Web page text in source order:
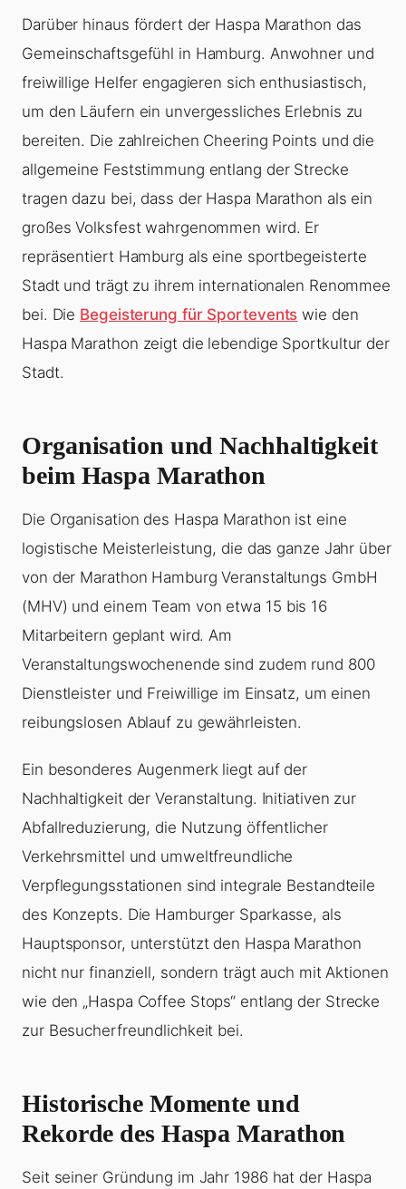
Darüber hinaus fördert der Haspa Marathon das
Gemeinschaftsgefühl in Hamburg. Anwohner und
freiwillige Helfer engagieren sich enthusiastisch,
um den Läufern ein unvergessliches Erlebnis zu
bereiten. Die zahlreichen Cheering Points und die
allgemeine Feststimmung entlang der Strecke
tragen dazu bei, dass der Haspa Marathon als ein
großes Volksfest wahrgenommen wird. Er
repräsentiert Hamburg als eine sportbegeisterte
Stadt und trägt zu ihrem internationalen Renommee
bei. Die Begeisterung für Sportevents wie den
Haspa Marathon zeigt die lebendige Sportkultur der
Stadt.
Organisation und Nachhaltigkeit
beim Haspa Marathon
Die Organisation des Haspa Marathon ist eine
logistische Meisterleistung, die das ganze Jahr über
von der Marathon Hamburg Veranstaltungs GmbH
(MHV) und einem Team von etwa 15 bis 16
Mitarbeitern geplant wird. Am
Veranstaltungswochenende sind zudem rund 800
Dienstleister und Freiwillige im Einsatz, um einen
reibungslosen Ablauf zu gewährleisten.
Ein besonderes Augenmerk liegt auf der
Nachhaltigkeit der Veranstaltung. Initiativen zur
Abfallreduzierung, die Nutzung öffentlicher
Verkehrsmittel und umweltfreundliche
Verpflegungsstationen sind integrale Bestandteile
des Konzepts. Die Hamburger Sparkasse, als
Hauptsponsor, unterstützt den Haspa Marathon
nicht nur finanziell, sondern trägt auch mit Aktionen
wie den „Haspa Coffee Stops“ entlang der Strecke
zur Besucherfreundlichkeit bei.
Historische Momente und
Rekorde des Haspa Marathon
Seit seiner Gründung im Jahr 1986 hat der Haspa